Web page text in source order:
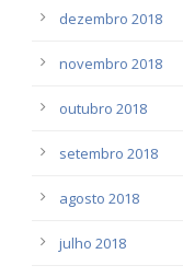
dezembro 2018
novembro 2018
outubro 2018
setembro 2018
agosto 2018
julho 2018